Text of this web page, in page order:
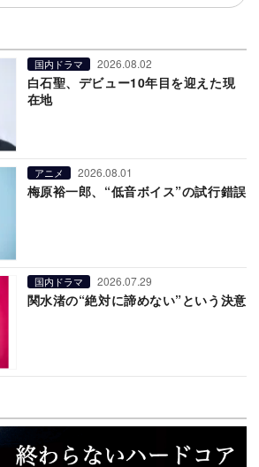
国内ドラマ 2026.08.02
白石聖、デビュー10年目を迎えた現
在地
アニメ 2026.08.01
梅原裕一郎、“低音ボイス”の試行錯誤
国内ドラマ 2026.07.29
関水渚の“絶対に諦めない”という決意